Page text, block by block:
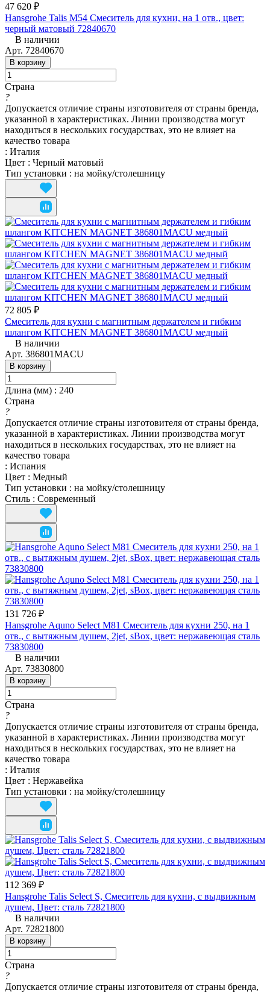
47 620 ₽
Hansgrohe Talis M54 Смеситель для кухни, на 1 отв., цвет:
черный матовый 72840670
В наличии
Арт. 72840670
В корзину
Страна
?
Допускается отличие страны изготовителя от страны бренда,
указанной в характеристиках. Линии производства могут
находиться в нескольких государствах, это не влияет на
качество товара
: Италия
Цвет : Черный матовый
Тип установки : на мойку/столешницу
72 805 ₽
Смеситель для кухни с магнитным держателем и гибким
шлангом KITCHEN MAGNET 386801MACU медный
В наличии
Арт. 386801MACU
В корзину
Длина (мм) : 240
Страна
?
Допускается отличие страны изготовителя от страны бренда,
указанной в характеристиках. Линии производства могут
находиться в нескольких государствах, это не влияет на
качество товара
: Испания
Цвет : Медный
Тип установки : на мойку/столешницу
Стиль : Современный
131 726 ₽
Hansgrohe Aquno Select M81 Смеситель для кухни 250, на 1
отв., с вытяжным душем, 2jet, sBox, цвет: нержавеющая сталь
73830800
В наличии
Арт. 73830800
В корзину
Страна
?
Допускается отличие страны изготовителя от страны бренда,
указанной в характеристиках. Линии производства могут
находиться в нескольких государствах, это не влияет на
качество товара
: Италия
Цвет : Нержавейка
Тип установки : на мойку/столешницу
112 369 ₽
Hansgrohe Talis Select S, Смеситель для кухни, с выдвижным
душем, Цвет: сталь 72821800
В наличии
Арт. 72821800
В корзину
Страна
?
Допускается отличие страны изготовителя от страны бренда,